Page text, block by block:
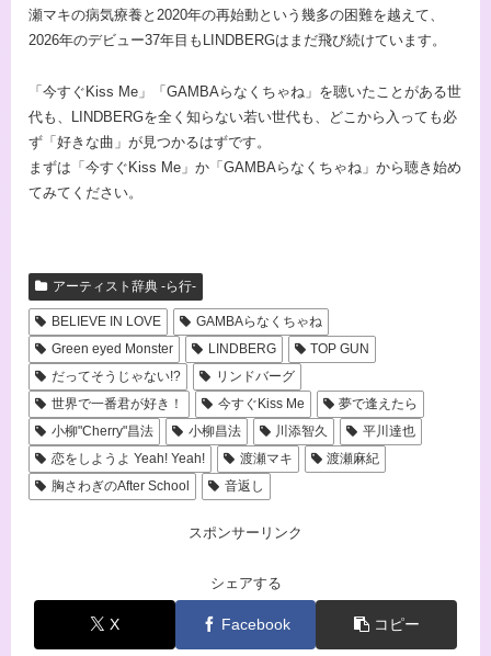
瀬マキの病気療養と2020年の再始動という幾多の困難を越えて、
2026年のデビュー37年目もLINDBERGはまだ飛び続けています。
「今すぐKiss Me」「GAMBAらなくちゃね」を聴いたことがある世
代も、LINDBERGを全く知らない若い世代も、どこから入っても必
ず「好きな曲」が見つかるはずです。
まずは「今すぐKiss Me」か「GAMBAらなくちゃね」から聴き始め
てみてください。
アーティスト辞典 -ら行-
BELIEVE IN LOVE
GAMBAらなくちゃね
Green eyed Monster
LINDBERG
TOP GUN
だってそうじゃない!?
リンドバーグ
世界で一番君が好き！
今すぐKiss Me
夢で逢えたら
小柳"Cherry"昌法
小柳昌法 川添智久
平川達也
恋をしようよ Yeah! Yeah!
渡瀬マキ
渡瀬麻紀
胸さわぎのAfter School
音返し
スポンサーリンク
シェアする
X Facebook コピー